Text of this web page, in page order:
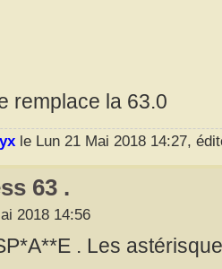
remplace la 63.0
le Lun 21 Mai 2018 14:27,
63 .
2018 14:56
. Les